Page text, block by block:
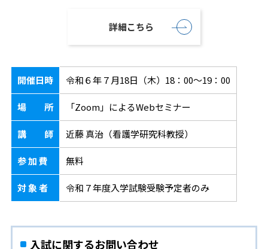
詳細こちら
開催日時 令和６年７月18日（木）18：00～19：00
場 所 「Zoom」によるWebセミナー
講 師 近藤 真治（看護学研究科教授）
参 加 費 無料
対 象 者 令和７年度入学試験受験予定者のみ
入試に関するお問い合わせ